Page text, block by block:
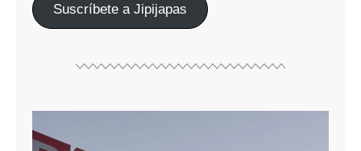
Suscríbete a Jipijapas